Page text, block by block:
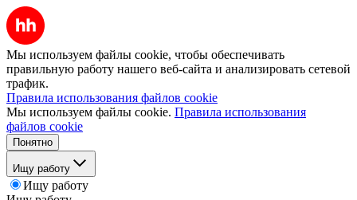
Мы используем файлы cookie, чтобы обеспечивать
правильную работу нашего веб-сайта и анализировать сетевой
трафик.
Правила использования файлов cookie
Мы используем файлы cookie. Правила использования
файлов cookie
Понятно
Ищу работу
Ищу работу